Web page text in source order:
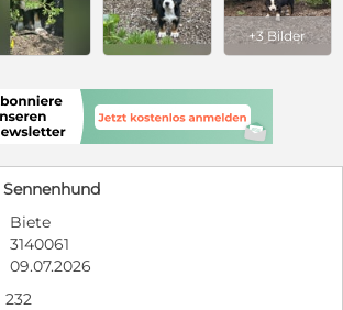
+3 Bilder
Biete
3140061
09.07.2026
232